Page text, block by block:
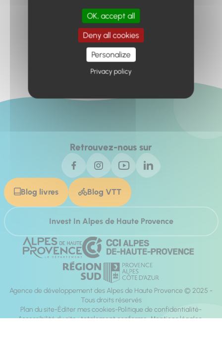
Retour à l'accueil
Retrouvez-nous sur
Blog livres Blog VTT
Invest In Alpes de Haute Provence
Agence de développement des Alpes de Haute Provence © 2025 -
Tous droits réservés
Plan du site Éditer mes cookies Politique de confidentialité
Accessibilité du site : totalement conforme Mentions légales
OK, accept all
Deny all cookies
Personalize
Privacy policy